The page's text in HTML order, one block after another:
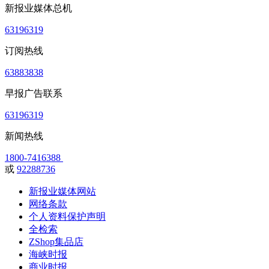
新报业媒体总机
63196319
订阅热线
63883838
早报广告联系
63196319
新闻热线
1800-7416388
或 92288736
新报业媒体网站
网络条款
个人资料保护声明
全检索
ZShop集品店
海峡时报